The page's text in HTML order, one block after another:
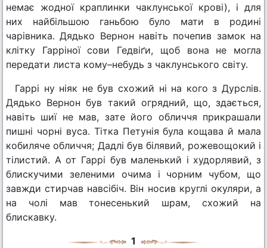
немає жодної краплинки чаклунської крові), і для
них найбільшою ганьбою було мати в родині
чарівника. Дядько Вернон навіть почепив замок на
клітку Гарріної сови Гедвіґи, щоб вона не могла
передати листа кому–небудь з чаклунського світу.
Гаррі ну ніяк не був схожий ні на кого з Дурслів.
Дядько Вернон був такий огрядний, що, здається,
навіть шиї не мав, зате його обличчя прикрашали
пишні чорні вуса. Тітка Петунія була кощава й мала
кобиляче обличчя; Дадлі був білявий, рожевощокий і
тілистий. А от Гаррі був маленький і худорлявий, з
блискучими зеленими очима і чорним чубом, що
завжди стирчав навсібіч. Він носив круглі окуляри, а
на чолі мав тонесенький шрам, схожий на
блискавку.
1